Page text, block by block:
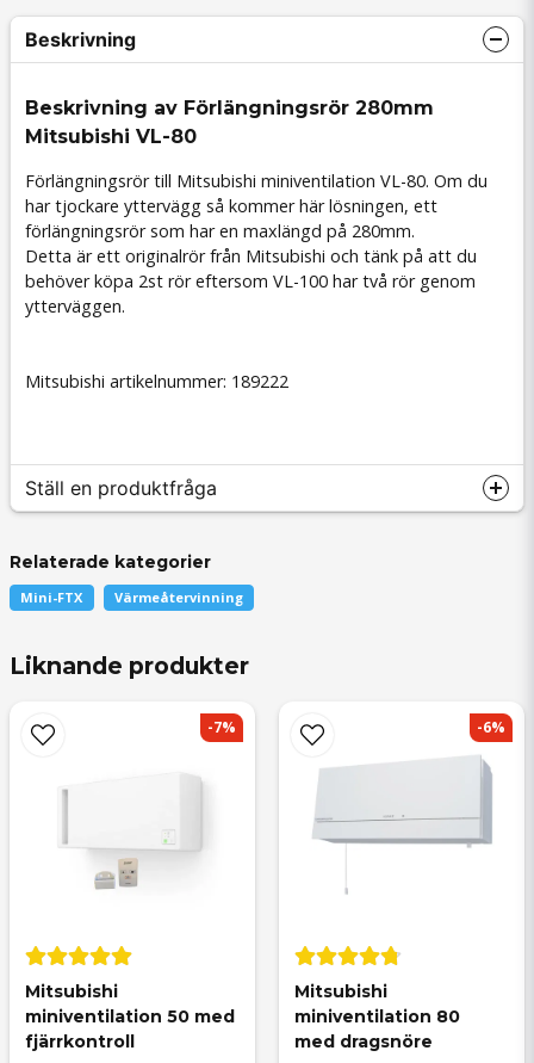
Beskrivning
Beskrivning av Förlängningsrör 280mm
Mitsubishi VL-80
Förlängningsrör till Mitsubishi miniventilation VL-80. Om du
har tjockare yttervägg så kommer här lösningen, ett
förlängningsrör som har en maxlängd på 280mm.
Detta är ett originalrör från Mitsubishi och tänk på att du
behöver köpa 2st rör eftersom VL-100 har två rör genom
ytterväggen.
Mitsubishi artikelnummer: 189222
Ställ en produktfråga
question
Relaterade kategorier
Mini-FTX Värmeåtervinning
Liknande produkter
Mitsubishi
miniventilation 50 med
fjärrkontroll
-7%
Mitsubishi
miniventilation 80
med dragsnöre
-6%